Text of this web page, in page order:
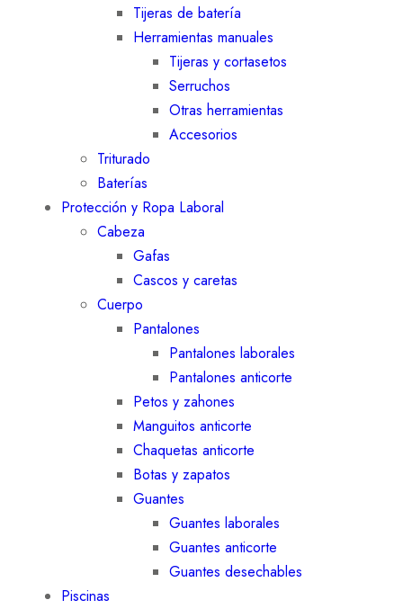
Tijeras de batería
Herramientas manuales
Tijeras y cortasetos
Serruchos
Otras herramientas
Accesorios
Triturado
Baterías
Protección y Ropa Laboral
Cabeza
Gafas
Cascos y caretas
Cuerpo
Pantalones
Pantalones laborales
Pantalones anticorte
Petos y zahones
Manguitos anticorte
Chaquetas anticorte
Botas y zapatos
Guantes
Guantes laborales
Guantes anticorte
Guantes desechables
Piscinas